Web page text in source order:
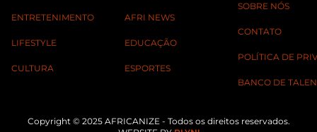
ENTRETENIMENTO
LIFESTYLE
CULTURA
AFRI NEWS
EDUCAÇÃO
ESPORTES
SOBRE NÓS
CONTATO
POLÍTICA DE
BANCO DE
Copyright © 2025 AFRICANIZE - Todos os direitos reservados.